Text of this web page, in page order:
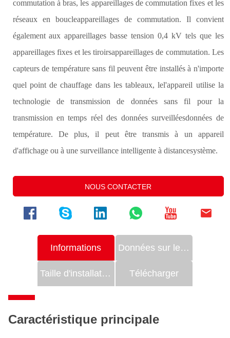
NOUS CONTACTER
Informations Données sur les produits
Taille d'installation Télécharger